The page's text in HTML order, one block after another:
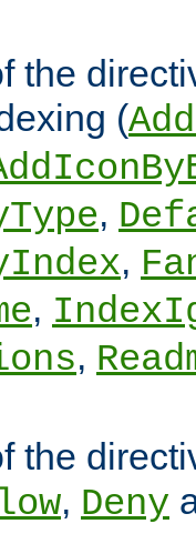
the
(
,
,
,
,
the
, Deny